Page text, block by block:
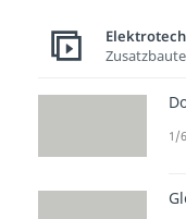
1/